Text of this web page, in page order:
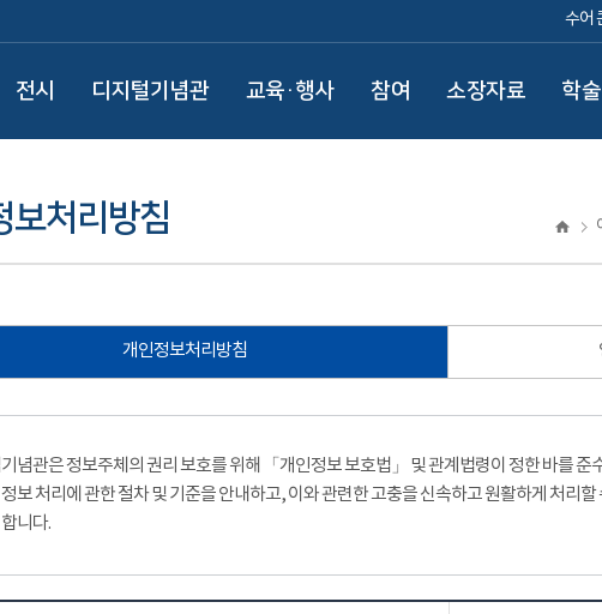
수어
전시 디지털기념관 교육·행사 참여 소장자료 학술
보처리방침
개인정보처리방침
념관은 정보주체의 권리 보호를 위해 「개인정보 보호법」 및 관계법령이 정한 바를 준
보 처리에 관한 절차 및 기준을 안내하고, 이와 관련한 고충을 신속하고 원활하게 처리
니다.